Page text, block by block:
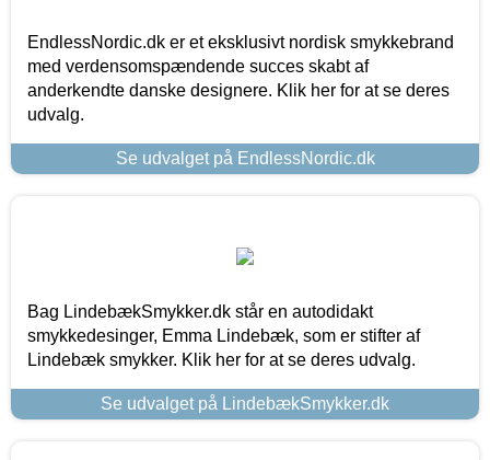
EndlessNordic.dk er et eksklusivt nordisk smykkebrand
med verdensomspændende succes skabt af
anderkendte danske designere. Klik her for at se deres
udvalg.
Se udvalget på EndlessNordic.dk
Bag LindebækSmykker.dk står en autodidakt
smykkedesinger, Emma Lindebæk, som er stifter af
Lindebæk smykker. Klik her for at se deres udvalg.
Se udvalget på LindebækSmykker.dk